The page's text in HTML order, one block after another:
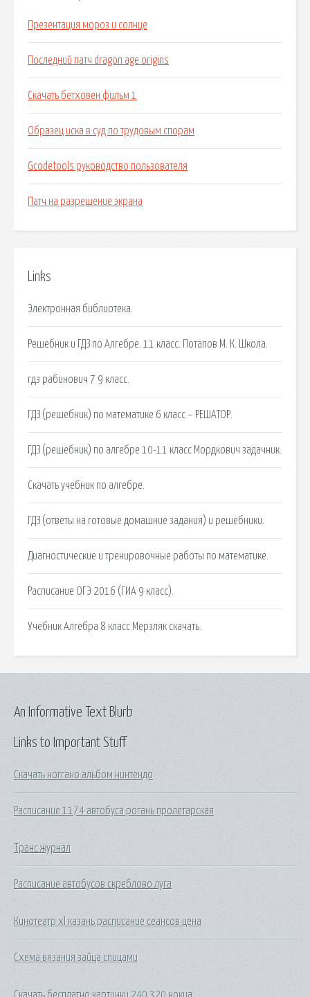
Презентация мороз и солнце
Последний патч dragon age origins
Скачать бетховен фильм 1
Образец иска в суд по трудовым спорам
Gcodetools руководство пользователя
Патч на разрешение экрана
Links
Электронная библиотека.
Решебник и ГДЗ по Алгебре. 11 класс. Потапов М. К. Школа.
гдз рабинович 7 9 класс.
ГДЗ (решебник) по математике 6 класс – РЕШАТОР.
ГДЗ (решебник) по алгебре 10-11 класс Мордкович задачник.
Скачать учебник по алгебре.
ГДЗ (ответы на готовые домашние задания) и решебники.
Диагностические и тренировочные работы по математике.
Расписание ОГЭ 2016 (ГИА 9 класс).
Учебник Алгебра 8 класс Мерзляк скачать.
Links to Important Stuff
Скачать ноггано альбом нинтендо
Расписание 1174 автобуса рогань пролетарская
Транс журнал
Расписание автобусов скреблово луга
Кинотеатр xl казань расписание сеансов цена
Схема вязания зайца спицами
Скачать бесплатно картинки 240 320 нокиа
An Informative Text Blurb